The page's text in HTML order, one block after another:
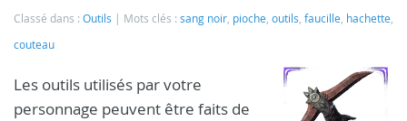
Classé dans : Outils Mots clés : sang noir pioche outils faucille hachette
couteau
Les outils utilisés par votre
personnage peuvent être faits de